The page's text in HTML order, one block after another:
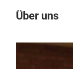
Über uns